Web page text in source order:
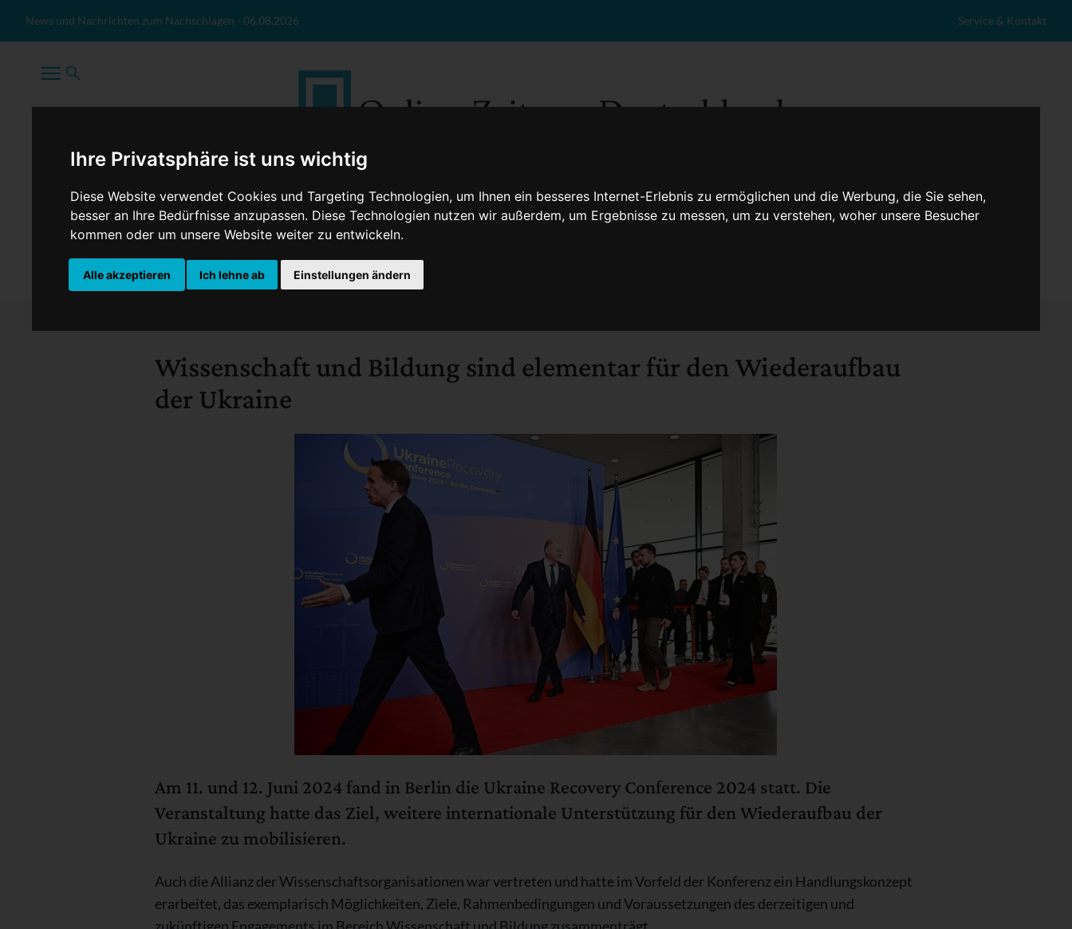
Ihre Privatsphäre ist uns wichtig
Diese Website verwendet Cookies und Targeting Technologien, um Ihnen ein besseres Internet-Erlebnis zu ermöglichen und die Werbung, die Sie sehen,
besser an Ihre Bedürfnisse anzupassen. Diese Technologien nutzen wir außerdem, um Ergebnisse zu messen, um zu verstehen, woher unsere Besucher
kommen oder um unsere Website weiter zu entwickeln.
Alle akzeptieren Ich lehne ab Einstellungen ändern
News und Nachrichten zum Nachschlagen - 06.08.2026 Service & Kontakt
TopNews Politik Sport Wirtschaft Firmennews Gesellschaft
Wissenschaft und Bildung sind elementar für den Wiederaufbau
der Ukraine
Am 11. und 12. Juni 2024 fand in Berlin die Ukraine Recovery Conference 2024 statt. Die
Veranstaltung hatte das Ziel, weitere internationale Unterstützung für den Wiederaufbau der
Ukraine zu mobilisieren.
Auch die Allianz der Wissenschaftsorganisationen war vertreten und hatte im Vorfeld der Konferenz ein Handlungskonzept
erarbeitet, das exemplarisch Möglichkeiten, Ziele, Rahmenbedingungen und Voraussetzungen des derzeitigen und